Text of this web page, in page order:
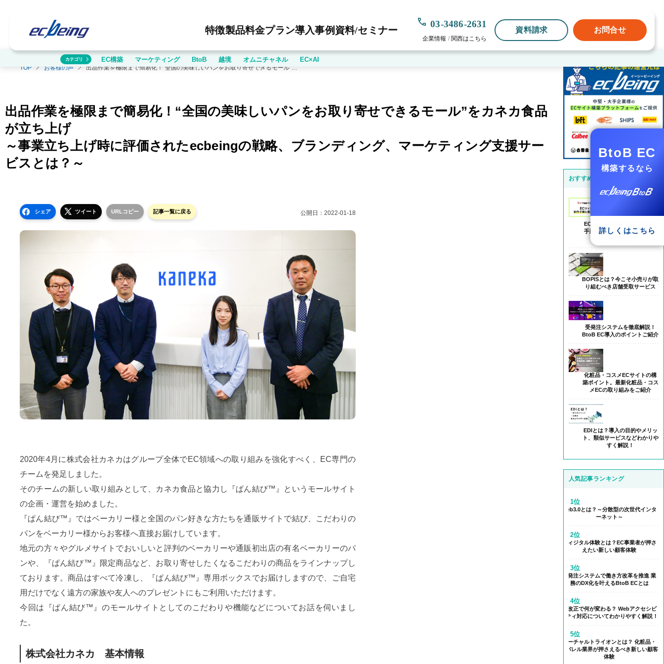
特徴製品料金プラン導入事例資料/セミナー
03-3486-2631
企業情報 / 関西はこちら
資料請求 お問合せ
BtoB EC
構築するなら
詳しくはこちら
TOP お客様の声
出品作業を極限まで簡易化！“全国の美味しいパンをお取り寄せできるモール”をカネカ食品が立ち上げ
出品作業を極限まで簡易化！“全国の美味しいパンをお取り寄せできるモール”をカネカ食品
が立ち上げ
～事業立ち上げ時に評価されたecbeingの戦略、ブランディング、マーケティング支援サー
ビスとは？～
シェア ツイート URLコピー 記事一覧に戻る 公開日： 2022-01-18
2020年4月に株式会社カネカはグループ全体でEC領域への取り組みを強化すべく、EC専門の
チームを発足しました。
そのチームの新しい取り組みとして、カネカ食品と協力し『ぱん結び™』というモールサイト
の企画・運営を始めました。
『ぱん結び™』ではベーカリー様と全国のパン好きな方たちを通販サイトで結び、こだわりの
パンをベーカリー様からお客様へ直接お届けしています。
地元の方々やグルメサイトでおいしいと評判のベーカリーや通販初出店の有名ベーカリーのパ
ンや、『ぱん結び™』限定商品など、お取り寄せしたくなるこだわりの商品をラインナップし
ております。商品はすべて冷凍し、『ぱん結び™』専用ボックスでお届けしますので、ご自宅
用だけでなく遠方の家族や友人へのプレゼントにもご利用いただけます。
今回は『ぱん結び™』のモールサイトとしてのこだわりや機能などについてお話を伺いまし
た。
株式会社カネカ 基本情報
カテゴリ EC構築 マーケティング BtoB 越境 オムニチャネル EC×AI
おすすめ記事
ECサイトの構築方法｜費用や
手順を比較 【Web担当初心者
BOPISとは？今こそ小売りが取
り組むべき店舗受取サービス
受発注システムを徹底解説！
BtoB EC導入のポイントご紹介
化粧品・コスメECサイトの構
築ポイント。最新化粧品・コス
メECの取り組みをご紹介
EDIとは？導入の目的やメリッ
ト、類似サービスなどわかりや
すく解説！
人気記事ランキング
1位
Web3.0とは？～分散型の次世代インタ
ーネット～
2位
フィジタル体験とは？EC事業者が押さ
えたい新しい顧客体験
3位
受発注システムで働き方改革を推進 業
務のDX化を叶えるBtoB ECとは
4位
法改正で何が変わる？ Webアクセシビ
リティ対応についてわかりやすく解説！
5位
バーチャルトライオンとは？ 化粧品・
アパレル業界が押さえるべき新しい顧客
体験